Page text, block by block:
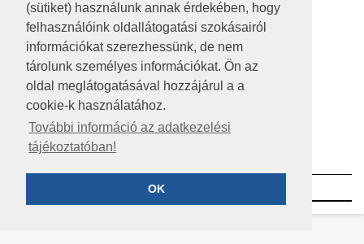
(sütiket) használunk annak érdekében, hogy
felhasználóink oldallátogatási szokásairól
információkat szerezhessünk, de nem
tárolunk személyes információkat. Ön az
oldal meglátogatásával hozzájárul a a
cookie-k használatához.
További információ az adatkezelési
tájékoztatóban!
OK
JOGI NYILATKOZAT
IMPRESSZUM
MÉDIAAJÁNLAT
KÖZÉRDEKŰ ADATOK
ADATVÉDELEM
©2023 SZÉKESFEHÉRVÁR MEGYEI JOGÚ VÁROS